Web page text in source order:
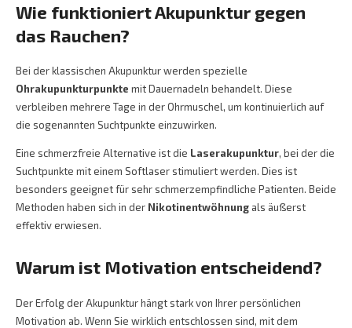
Wie funktioniert Akupunktur gegen
das Rauchen?
Bei der klassischen Akupunktur werden spezielle
Ohrakupunkturpunkte mit Dauernadeln behandelt. Diese
verbleiben mehrere Tage in der Ohrmuschel, um kontinuierlich auf
die sogenannten Suchtpunkte einzuwirken.
Eine schmerzfreie Alternative ist die Laserakupunktur, bei der die
Suchtpunkte mit einem Softlaser stimuliert werden. Dies ist
besonders geeignet für sehr schmerzempfindliche Patienten. Beide
Methoden haben sich in der Nikotinentwöhnungals äußerst
effektiv erwiesen.
Warum ist Motivation entscheidend?
Der Erfolg der Akupunktur hängt stark von Ihrer persönlichen
Motivation ab. Wenn Sie wirklich entschlossen sind, mit dem